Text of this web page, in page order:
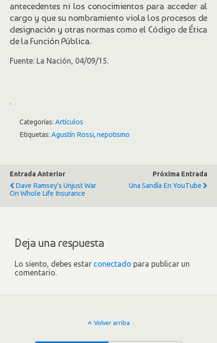
antecedentes ni los conocimientos para acceder al
cargo y que su nombramiento viola los procesos de
designación y otras normas como el Código de Ética
de la Función Pública.
Fuente: La Nación, 04/09/15.
.
Categorías: Artículos
Etiquetas: Agustín Rossi, nepotismo
Entrada Anterior
Dave Ramsey's Unjust War
On Whole Life Insurance
Próxima Entrada
Una Sandía En YouTube
Deja una respuesta
Lo siento, debes estar conectado para publicar un
comentario.
Volver arriba